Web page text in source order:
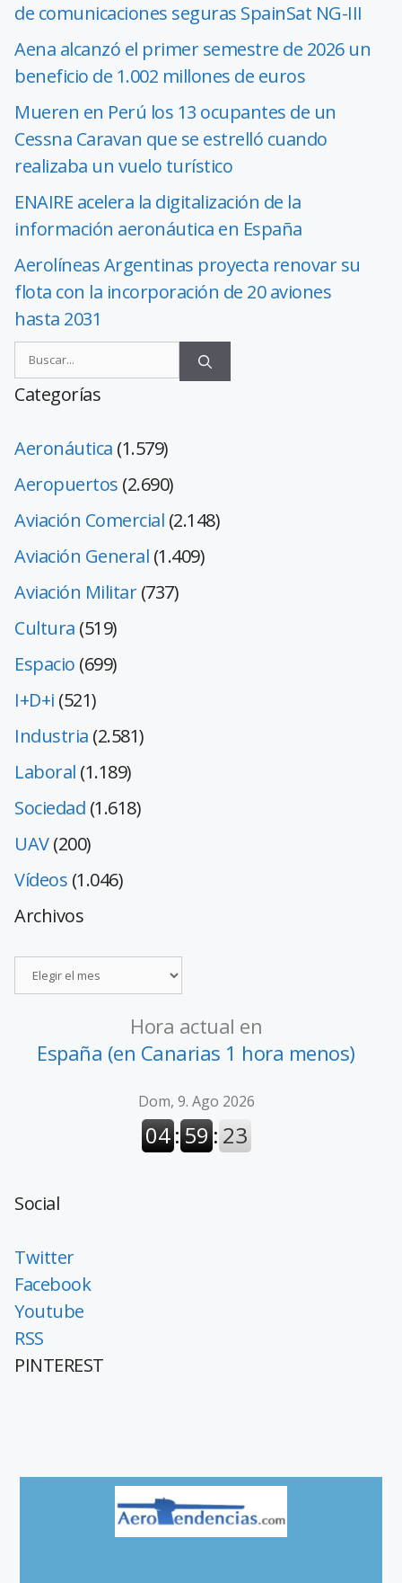
de comunicaciones seguras SpainSat NG-III
Aena alcanzó el primer semestre de 2026 un
beneficio de 1.002 millones de euros
Mueren en Perú los 13 ocupantes de un
Cessna Caravan que se estrelló cuando
realizaba un vuelo turístico
ENAIRE acelera la digitalización de la
información aeronáutica en España
Aerolíneas Argentinas proyecta renovar su
flota con la incorporación de 20 aviones
hasta 2031
Categorías
Aeronáutica (1.579)
Aeropuertos (2.690)
Aviación Comercial (2.148)
Aviación General (1.409)
Aviación Militar(737)
Cultura (519)
Espacio (699)
I+D+i (521)
Industria (2.581)
Laboral (1.189)
Sociedad (1.618)
UAV(200)
Vídeos (1.046)
Archivos
Hora actual en
España (en Canarias 1 hora menos)
Social
Twitter
Facebook
Youtube
RSS
PINTEREST